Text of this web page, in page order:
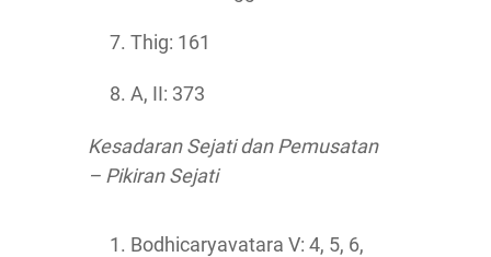
Thig: 161
A, II: 373
Kesadaran Sejati dan Pemusatan
– Pikiran Sejati
Bodhicaryavatara V: 4, 5, 6,